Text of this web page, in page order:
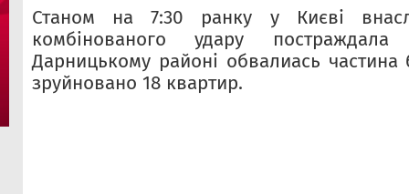
Станом на 7:30 ранку у Києві
комбінованого удару
Дарницькому районі обвалиась частина
зруйновано 18 квартир.